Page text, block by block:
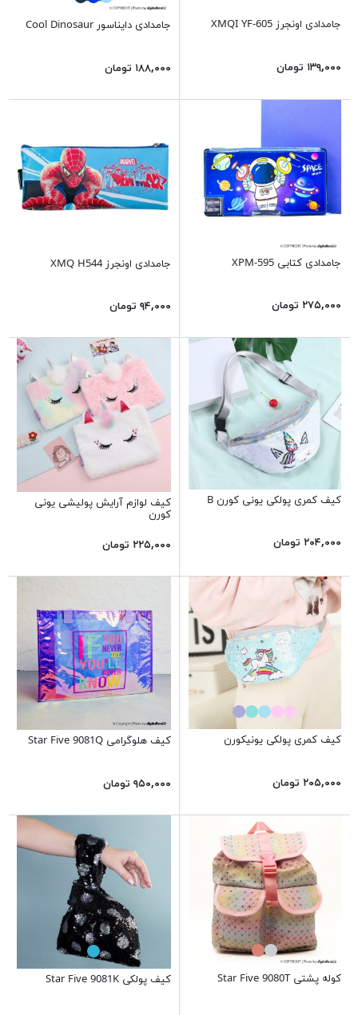
جامدادی اونجرز XMQI YF-605
۱۳۹,۰۰۰ تومان
جامدادی دایناسور Cool Dinosaur
۱۸۸,۰۰۰ تومان
جامدادی کتابی XPM-595
۲۷۵,۰۰۰ تومان
جامدادی اونجرز XMQ H544
۹۴,۰۰۰ تومان
کیف کمری پولکی یونی کورن B
۲۰۴,۰۰۰ تومان
کیف لوازم آرایش پولیشی یونی
کورن
۲۲۵,۰۰۰ تومان
کیف کمری پولکی یونیکورن
۲۰۵,۰۰۰ تومان
کیف هلوگرامی Star Five 9081Q
۹۵۰,۰۰۰ تومان
کوله پشتی Star Five 9080T کیف پولکی Star Five 9081K